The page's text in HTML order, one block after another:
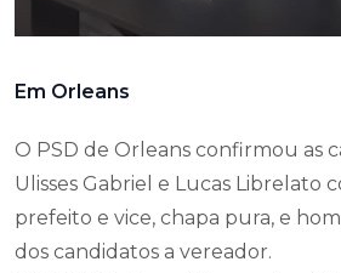
Em Orleans
O PSD de Orleans confirmou as
Ulisses Gabriel e Lucas Librelato
prefeito e vice, chapa pura, e
dos candidatos a vereador.